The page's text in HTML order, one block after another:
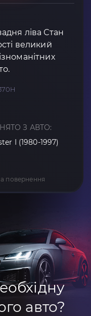
ліва Стан
великий
З АВТО:
I (1980-1997)
повернення
авто?